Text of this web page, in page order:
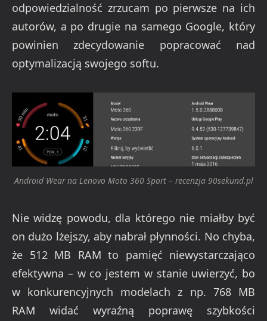
odpowiedzialność zrzucam po pierwsze na ich
autorów, a po drugie na samego Google, który
powinien zdecydowanie popracować nad
optymalizacją swojego softu.
Android Wear na Lenovo Moto 360 Sport – recenzja 90sekund.pl
Nie widzę powodu, dla którego nie miałby być
on dużo lżejszy, aby nabrał płynności. No chyba,
że 512 MB RAM to pamięć niewystarczająco
efektywna – w co jestem w stanie uwierzyć, bo
w konkurencyjnych modelach z np. 768 MB
RAM widać wyraźną poprawę szybkości